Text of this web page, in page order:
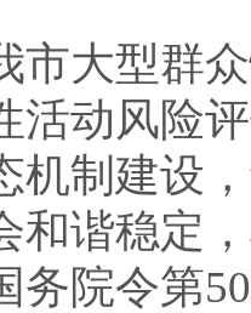
大型群众
活动风险
机制建设
和谐稳定
务院令第